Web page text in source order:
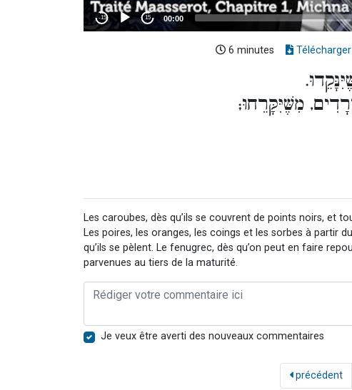
6 minutes
מִשֶּׁיִּקָּרֵחוּ;
Les caroubes, dès qu’ils se couvrent de points noirs, et
Les poires, les oranges, les coings et les sorbes à partir
qu’ils se pèlent. Le fenugrec, dès qu’on peut en faire
parvenues au tiers de la maturité.
Je veux être averti des nouveaux commentaires
précédent